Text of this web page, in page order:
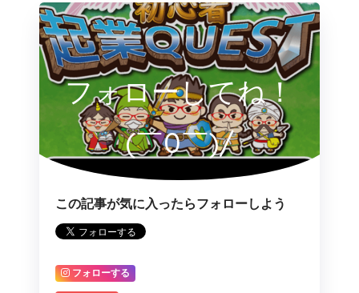
フォローしてね！
(￣0￣)/
この記事が気に入ったらフォローしよう
フォローする